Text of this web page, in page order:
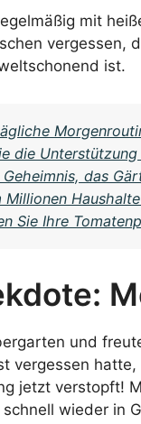
mit
vergessen,
ist.
die
das
Millionen
Sie Ihre
und
vergessen
jetzt verstopft!
wieder in